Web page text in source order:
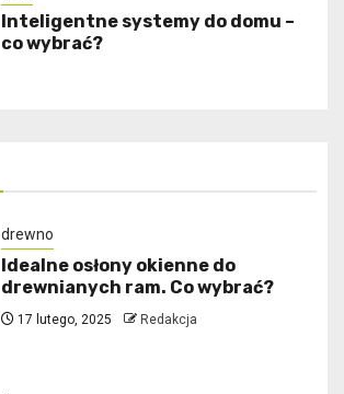
Inteligentne systemy do domu –
co wybrać?
drewno
Idealne osłony okienne do
drewnianych ram. Co wybrać?
17 lutego, 2025 Redakcja